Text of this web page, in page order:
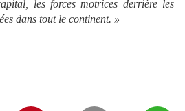
les forces motrices derrière les
dans tout le continent. »